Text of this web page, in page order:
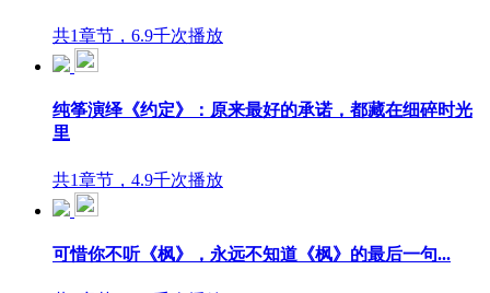
共1章节，6.9千次播放
纯筝演绎《约定》：原来最好的承诺，都藏在细碎时光
里
共1章节，4.9千次播放
可惜你不听《枫》，永远不知道《枫》的最后一句...